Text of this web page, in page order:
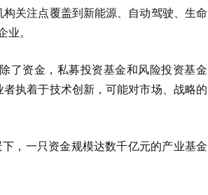
关注点覆盖到新能源、自动驾驶、生命
业。
了资金，私募投资基金和风险投资基金
者执着于技术创新，可能对市场、战略的
，一只资金规模达数千亿元的产业基金